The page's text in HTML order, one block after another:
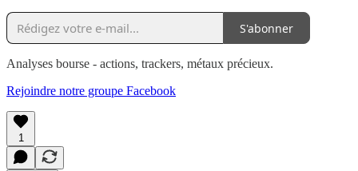
S'abonner
Analyses bourse - actions, trackers, métaux précieux.
Rejoindre notre groupe Facebook
1